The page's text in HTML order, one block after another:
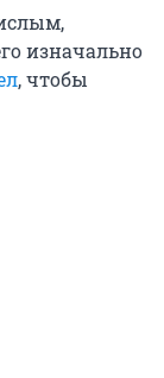
изначально
, чтобы